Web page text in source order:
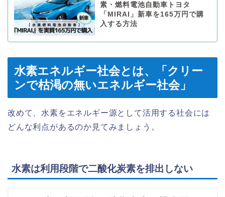
素・燃料電池自動車トヨタ
「MIRAI」新車を165万円で購
入する方法
水素エネルギー社会とは、「クリー
ンで枯渇の無いエネルギー社会」
改めて、水素をエネルギー源として活用する社会には
どんな利点があるのか見てみましょう。
水素は利用段階で二酸化炭素を排出しない